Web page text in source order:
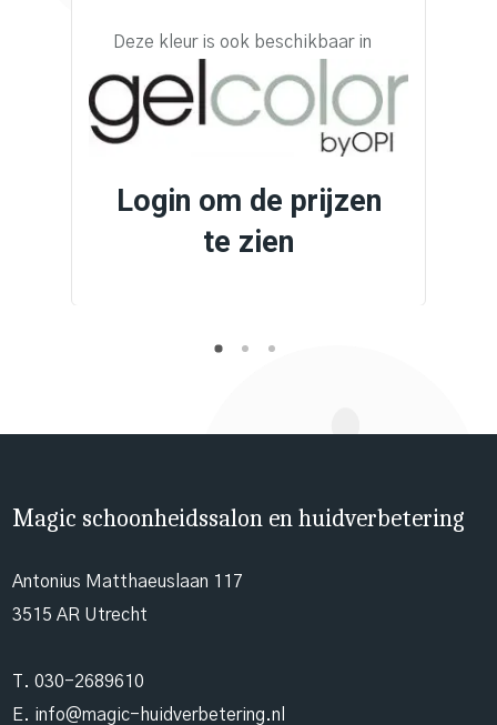
Deze kleur is ook beschikbaar in
Login om de prijzen
te zien
Magic schoonheidssalon en huidverbetering
Antonius Matthaeuslaan 117
3515 AR Utrecht
T. 030-2689610
E. info@magic-huidverbetering.nl